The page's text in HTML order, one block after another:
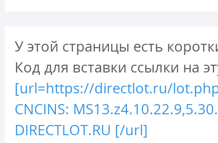
У этой страницы есть
Код для вставки ссылки на
[url=https://directlot.ru/
CNCINS:
DIRECTLOT.RU [/url]